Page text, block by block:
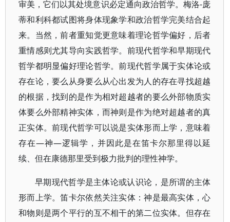
审美，它们以其处境意识必定通向政治哲学。梅洛-庞
蒂和利科都试图将身体现象学和政治哲学完美结合起
来。当然，前者重知觉更意味着理论哲学偏好，后者
重情感则尤其导向实践哲学。前现代哲学和早期现代
哲学都明显偏好理论哲学。前现代哲学属于实体论或
存在论，要么从身要么从心出发为人的存在寻找超越
的根据，找到的是作为相对超越者的要么外部物质实
体要么外部精神实体，而神则是作为绝对超越者的真
正实体。前现代哲学可以说是实体形而上学，意味着
存在—神—逻辑学，并因此是在笛卡尔那里得以延
续、但在康德那里受到极力批判的理性神学。
早期现代哲学是主体论或认识论，是所谓的主体
形而上学。笛卡尔依然关注实体：神是最高实体，心
和物则是两个平行的互不相干的第二位实体。但存在